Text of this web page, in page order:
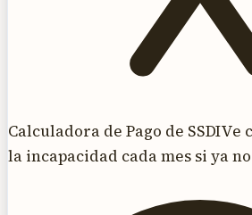
Calculadora de Pago de SSDIVe
la incapacidad cada mes si ya